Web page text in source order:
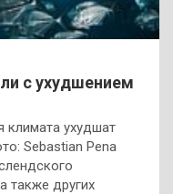
с ухудшением
климата ухудшат
Sebastian Pena
также других